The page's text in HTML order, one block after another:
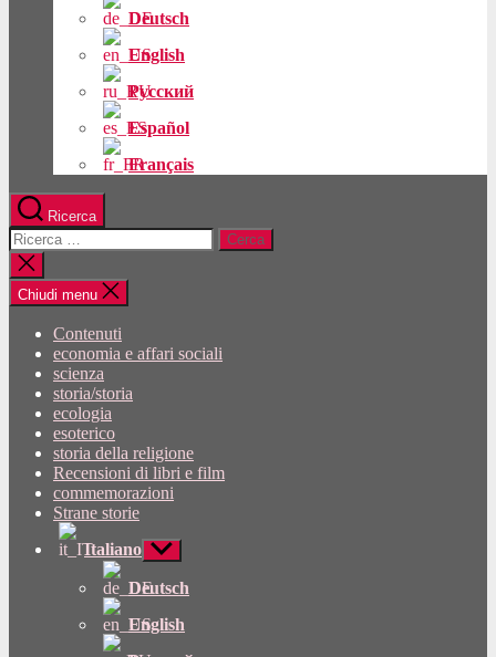
Deutsch
English
Русский
Español
Français
Ricerca
Cercare:
Chiudi
la
ricerca
Chiudi menu
Contenuti
economia e affari sociali
scienza
storia/storia
ecologia
esoterico
storia della religione
Recensioni di libri e film
commemorazioni
Strane storie
Italiano Mostra
sottomenu
Deutsch
English